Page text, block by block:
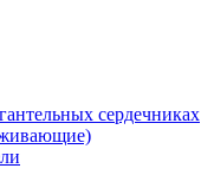
сердечниках